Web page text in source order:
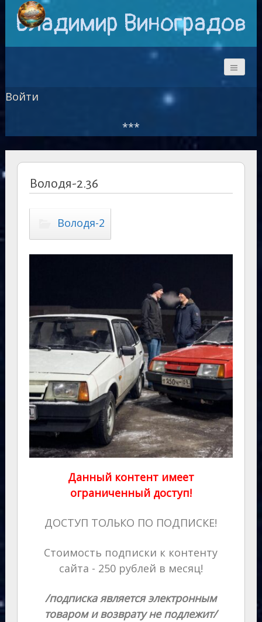
Владимир Виноградов
Войти
***
Володя-2.36
Володя-2
Данный контент имеет
ограниченный доступ!
ДОСТУП ТОЛЬКО ПО ПОДПИСКЕ!
Стоимость подписки к контенту
сайта - 250 рублей в месяц!
/подписка является электронным
товаром и возврату не подлежит/